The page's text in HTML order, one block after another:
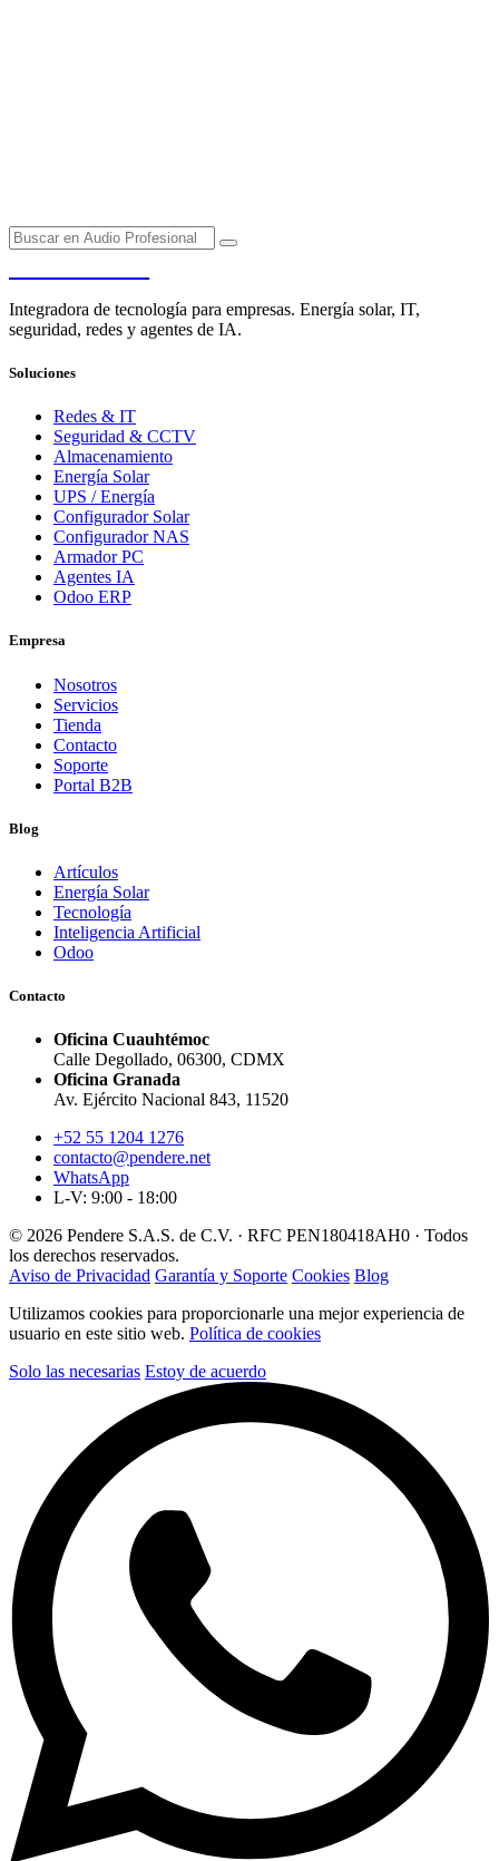
Integradora de tecnología para empresas. Energía solar, IT,
seguridad, redes y agentes de IA.
Soluciones
Redes & IT
Seguridad & CCTV
Almacenamiento
Energía Solar
UPS / Energía
Configurador Solar
Configurador NAS
Armador PC
Agentes IA
Odoo ERP
Empresa
Nosotros
Servicios
Tienda
Contacto
Soporte
Portal B2B
Blog
Artículos
Energía Solar
Tecnología
Inteligencia Artificial
Odoo
Contacto
Oficina Cuauhtémoc
Calle Degollado, 06300, CDMX
Oficina Granada
Av. Ejército Nacional 843, 11520
+52 55 1204 1276
contacto@pendere.net
WhatsApp
L-V: 9:00 - 18:00
© 2026 Pendere S.A.S. de C.V. · RFC PEN180418AH0 · Todos
los derechos reservados.
Aviso de Privacidad Garantía y Soporte Cookies Blog
Utilizamos cookies para proporcionarle una mejor experiencia de
usuario en este sitio web. Política de cookies
Solo las necesarias Estoy de acuerdo